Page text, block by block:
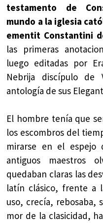
testamento de
mundo a la iglesia
ementit Constantini
las primeras
luego editadas por
Nebrija discípulo
antología de sus
El hombre tenía que
los escombros del
mirarse en el espejo
antiguos maestros
quedaban claras las
latín clásico, frente a
uso, crecía, rebosaba,
mor de la clasicidad,